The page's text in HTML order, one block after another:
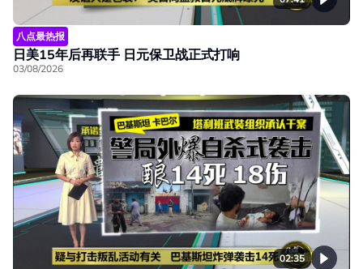
八点最热报
日美15年后再联手 日元保卫战正式打响
03/08/2026
02:35